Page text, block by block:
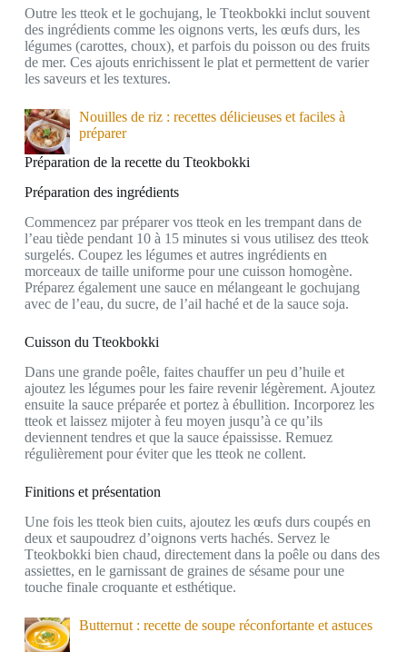
Outre les tteok et le gochujang, le Tteokbokki inclut souvent
des ingrédients comme les oignons verts, les œufs durs, les
légumes (carottes, choux), et parfois du poisson ou des fruits
de mer. Ces ajouts enrichissent le plat et permettent de varier
les saveurs et les textures.
Nouilles de riz : recettes délicieuses et faciles à
préparer
Préparation de la recette du Tteokbokki
Préparation des ingrédients
Commencez par préparer vos tteok en les trempant dans de
l’eau tiède pendant 10 à 15 minutes si vous utilisez des tteok
surgelés. Coupez les légumes et autres ingrédients en
morceaux de taille uniforme pour une cuisson homogène.
Préparez également une sauce en mélangeant le gochujang
avec de l’eau, du sucre, de l’ail haché et de la sauce soja.
Cuisson du Tteokbokki
Dans une grande poêle, faites chauffer un peu d’huile et
ajoutez les légumes pour les faire revenir légèrement. Ajoutez
ensuite la sauce préparée et portez à ébullition. Incorporez les
tteok et laissez mijoter à feu moyen jusqu’à ce qu’ils
deviennent tendres et que la sauce épaississe. Remuez
régulièrement pour éviter que les tteok ne collent.
Finitions et présentation
Une fois les tteok bien cuits, ajoutez les œufs durs coupés en
deux et saupoudrez d’oignons verts hachés. Servez le
Tteokbokki bien chaud, directement dans la poêle ou dans des
assiettes, en le garnissant de graines de sésame pour une
touche finale croquante et esthétique.
Butternut : recette de soupe réconfortante et astuces